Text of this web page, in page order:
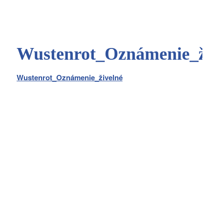
Wustenrot_Oznámenie_živelné